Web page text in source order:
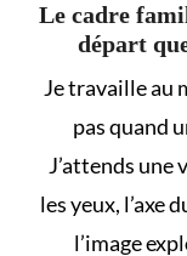
Le cadre
départ
Je travaille au
pas quand
J’attends une
les yeux, l’axe
l’image